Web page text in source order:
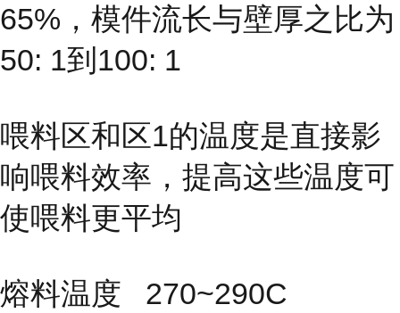
65%，模件流长与壁厚之比为
50: 1到100: 1
喂料区和区1的温度是直接影
响喂料效率，提高这些温度可
使喂料更平均
熔料温度 270~290C